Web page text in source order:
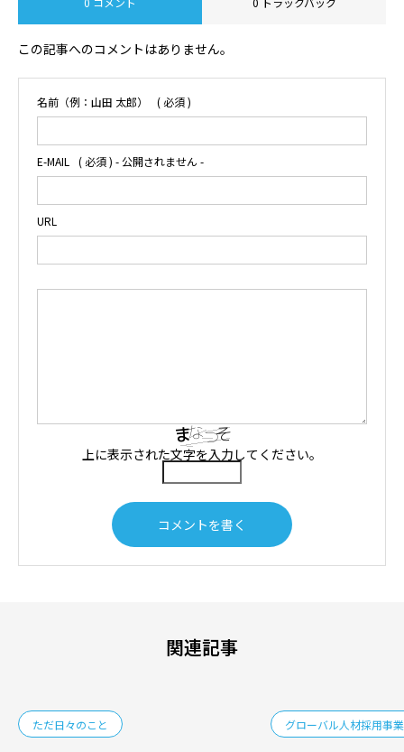
この記事へのコメントはありません。
名前（例：山田 太郎） ( 必須 )
E-MAIL ( 必須 ) - 公開されません -
URL
上に表示された文字を入力してください。
関連記事
ただ日々のこと グローバル人材採用事業